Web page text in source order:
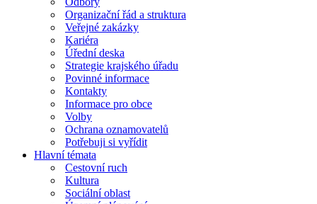
Organizační řád a struktura
Veřejné zakázky
Kariéra
Úřední deska
Strategie krajského úřadu
Povinné informace
Kontakty
Informace pro obce
Volby
Ochrana oznamovatelů
Potřebuji si vyřídit
Hlavní témata
Cestovní ruch
Kultura
Sociální oblast